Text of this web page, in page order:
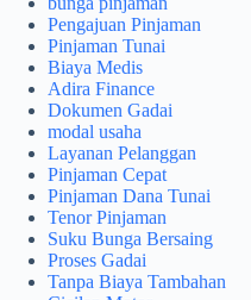
Pengajuan Pinjaman
Pinjaman Tunai
Biaya Medis
Adira Finance
Dokumen Gadai
modal usaha
Layanan Pelanggan
Pinjaman Cepat
Pinjaman Dana Tunai
Tenor Pinjaman
Suku Bunga Bersaing
Proses Gadai
Tanpa Biaya Tambahan